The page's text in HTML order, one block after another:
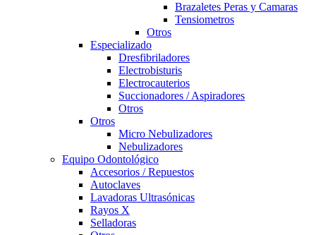
Brazaletes Peras y Camaras
Tensiometros
Otros
Especializado
Dresfibriladores
Electrobisturis
Electrocauterios
Succionadores / Aspiradores
Otros
Otros
Micro Nebulizadores
Nebulizadores
Equipo Odontológico
Accesorios / Repuestos
Autoclaves
Lavadoras Ultrasónicas
Rayos X
Selladoras